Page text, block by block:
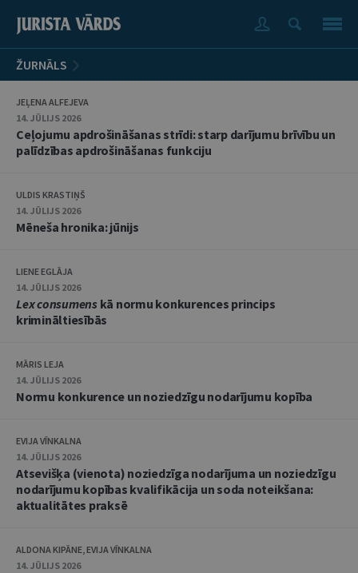
ŽURNĀLS
JEĻENA ALFEJEVA
14. JŪLIJS 2026
Ceļojumu apdrošināšanas strīdi: starp darījumu brīvību un
palīdzības apdrošināšanas funkciju
ULDIS KRASTIŅŠ
14. JŪLIJS 2026
Mēneša hronika: jūnijs
LIENE EGLĀJA
14. JŪLIJS 2026
Lex consumenskā normu konkurences princips
krimināltiesībās
MĀRIS LEJA
14. JŪLIJS 2026
Normu konkurence un noziedzīgu nodarījumu kopība
EVIJA VĪNKALNA
14. JŪLIJS 2026
Atsevišķa (vienota) noziedzīga nodarījuma un noziedzīgu
nodarījumu kopības kvalifikācija un soda noteikšana:
aktualitātes praksē
ALDONA KIPĀNE, EVIJA VĪNKALNA
14. JŪLIJS 2026